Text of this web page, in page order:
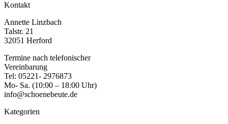
Kontakt
Annette Linzbach
Talstr. 21
32051 Herford
Termine nach telefonischer
Vereinbarung
Tel: 05221- 2976873
Mo- Sa. (10:00 – 18:00 Uhr)
info@schoenebeute.de
Kategorien